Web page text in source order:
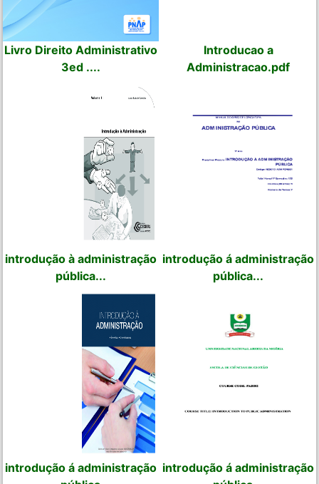
Livro Direito Administrativo
3ed ....
Introducao a
Administracao.pdf
introdução à administração
pública...
introdução á administração
pública...
introdução á administração introdução á administração